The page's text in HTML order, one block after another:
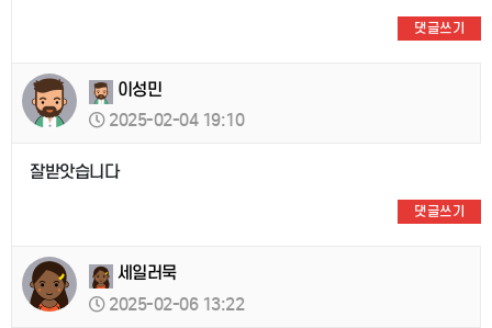
댓글쓰기
이성민
2025-02-04 19:10
잘받앗습니다
댓글쓰기
세일러묵
2025-02-06 13:22